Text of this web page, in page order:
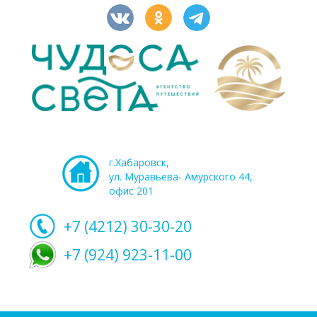
г.Хабаровск,
ул. Муравьева- Амурского 44,
офис 201
+7 (4212) 30-30-20
+7 (924) 923-11-00